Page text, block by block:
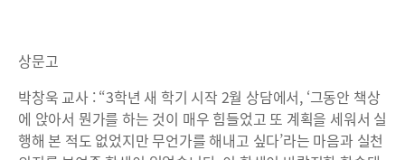
상문고
박창욱 교사 : “3학년 새 학기 시작 2월 상담에서, ‘그동안 책상
에 앉아서 뭔가를 하는 것이 매우 힘들었고 또 계획을 세워서 실
행해 본 적도 없었지만 무언가를 해내고 싶다’라는 마음과 실천